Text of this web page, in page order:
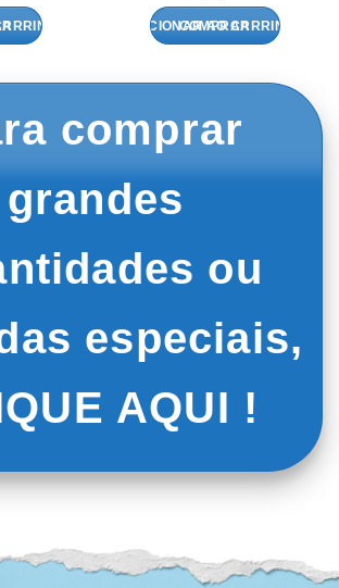
ADICIONAR AO CARRINHO
comprar
grandes
ou
especiais,
AQUI !